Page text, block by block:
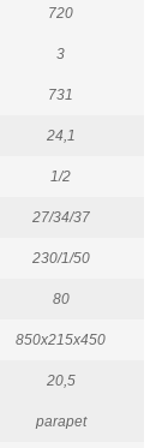
720
3
731
24,1
1/2
27/34/37
230/1/50
80
850x215x450
20,5
parapet